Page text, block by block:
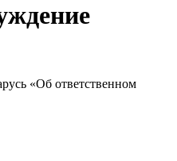
«Об ответственном